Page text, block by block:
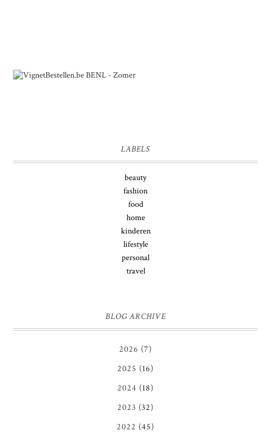
LABELS
beauty
fashion
food
home
kinderen
lifestyle
personal
travel
BLOG ARCHIVE
2026 (7)
2025 (16)
2024 (18)
2023 (32)
2022 (45)